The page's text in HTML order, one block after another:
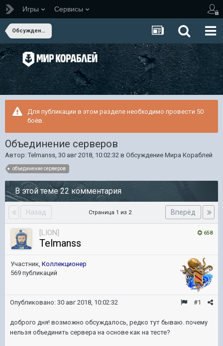
Игры Сервисы
Обсуждение Мира Кораблей
Для публикации в этом разделе необходимо провести 50
боёв.
Объединение серверов
Автор: Telmanss, 30 авг 2018, 10:02:32 в Обсуждение Мира Кораблей
объединение серверов
В этой теме 22 комментария
Назад Вперёд
Страница 1 из 2
658
[LION]
Telmanss
Участник, Коллекционер
569 публикаций
#1
Опубликовано: 30 авг 2018, 10:02:32
доброго дня! возможно обсуждалось, редко тут бываю. почему
нельзя объединить сервера на основе как на тесте?